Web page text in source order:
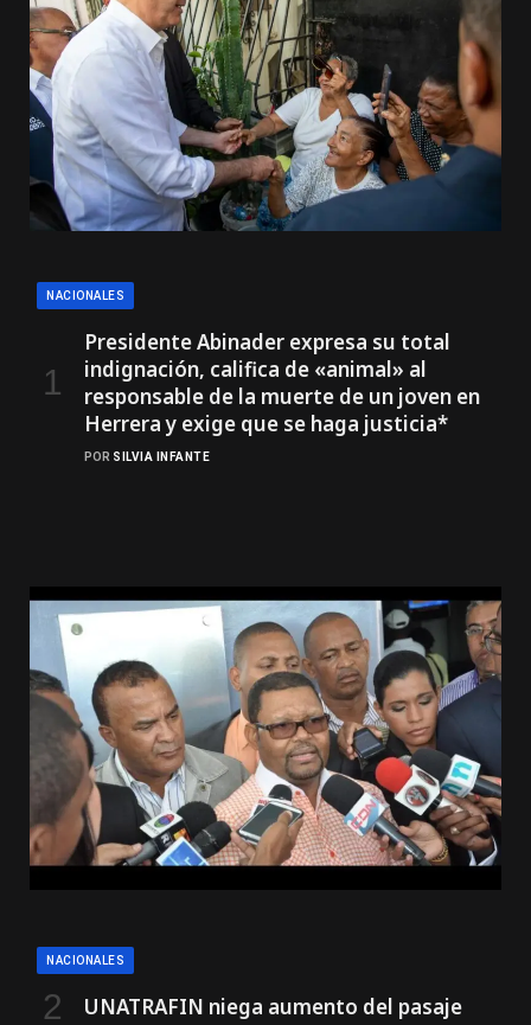
NACIONALES
Presidente Abinader expresa su total
indignación, califica de «animal» al
responsable de la muerte de un joven en
Herrera y exige que se haga justicia*
POR SILVIA INFANTE
NACIONALES
UNATRAFIN niega aumento del pasaje